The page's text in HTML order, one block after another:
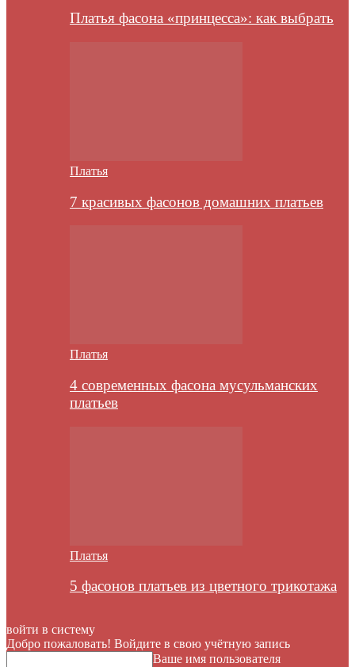
Платья фасона «принцесса»: как выбрать
Платья
7 красивых фасонов домашних платьев
Платья
4 современных фасона мусульманских
платьев
Платья
5 фасонов платьев из цветного трикотажа
войти в систему
Добро пожаловать! Войдите в свою учётную запись
Ваше имя пользователя